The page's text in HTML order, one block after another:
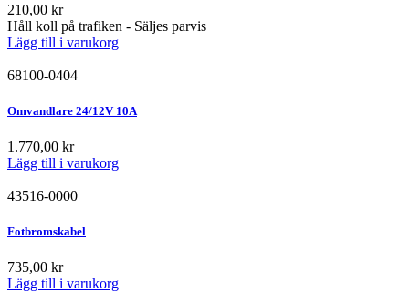
210,00 kr
Håll koll på trafiken - Säljes parvis
Lägg till i varukorg
68100-0404
Omvandlare 24/12V 10A
1.770,00 kr
Lägg till i varukorg
43516-0000
Fotbromskabel
735,00 kr
Lägg till i varukorg